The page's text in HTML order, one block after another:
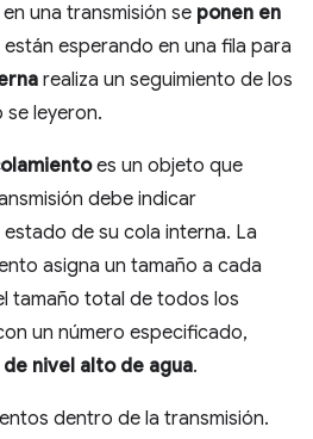
una transmisión se ponen en
esperando en una fila para
realiza un seguimiento de los
leyeron.
es un objeto que
debe indicar
de su cola interna. La
asigna un tamaño a cada
tamaño total de todos los
un número especificado,
nivel alto de agua.
dentro de la transmisión.